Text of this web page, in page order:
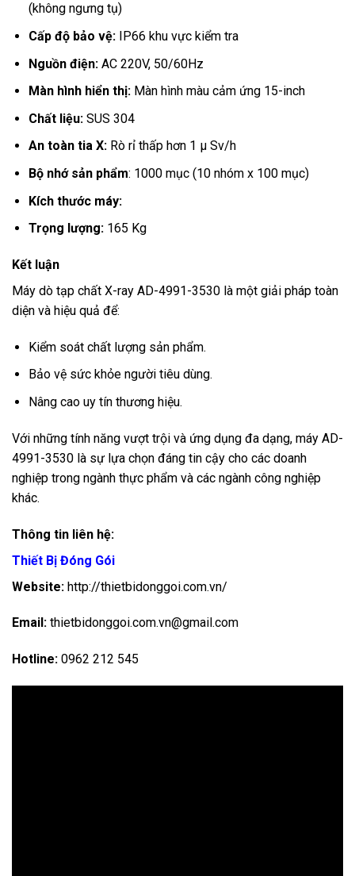
(không ngưng tụ)
Cấp độ bảo vệ: IP66 khu vực kiểm tra
Nguồn điện:AC 220V, 50/60Hz
Màn hình hiển thị:Màn hình màu cảm ứng 15-inch
Chất liệu:SUS 304
An toàn tia X:Rò rỉ thấp hơn 1 μ Sv/h
Bộ nhớ sản phẩm: 1000 mục (10 nhóm x 100 mục)
Kích thước máy:
Trọng lượng:165 Kg
Kết luận
Máy dò tạp chất X-ray AD-4991-3530 là một giải pháp toàn
diện và hiệu quả để:
Kiểm soát chất lượng sản phẩm.
Bảo vệ sức khỏe người tiêu dùng.
Nâng cao uy tín thương hiệu.
Với những tính năng vượt trội và ứng dụng đa dạng, máy AD-
4991-3530 là sự lựa chọn đáng tin cậy cho các doanh
nghiệp trong ngành thực phẩm và các ngành công nghiệp
khác.
Thông tin liên hệ:
Thiết Bị Đóng Gói
Website: http://thietbidonggoi.com.vn/
Email: thietbidonggoi.com.vn@gmail.com
Hotline: 0962 212 545